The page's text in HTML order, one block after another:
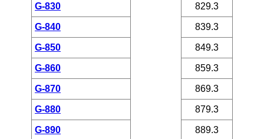
G-830 829.3
G-840 839.3
G-850 849.3
G-860 859.3
G-870 869.3
G-880 879.3
G-890 889.3